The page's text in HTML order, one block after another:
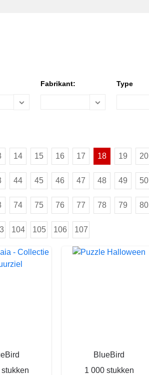
Fabrikant: Type
14 15 16 17 18 19 20
44 45 46 47 48 49 50
74 75 76 77 78 79 80
104 105 106 107
BlueBird
1 000 stukken